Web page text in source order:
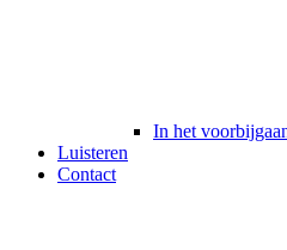
In het
Luisteren
Contact